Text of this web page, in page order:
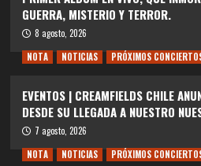
GUERRA, MISTERIO Y TERROR.
8 agosto, 2026
NOTA
NOTICIAS PRÓXIMOS
EVENTOS | CREAMFIELDS CHILE
DESDE SU LLEGADA A NUESTRO
7 agosto, 2026
NOTA
NOTICIAS PRÓXIMOS